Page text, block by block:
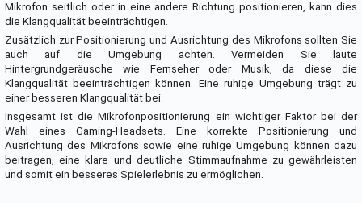
Mikrofon seitlich oder in eine andere Richtung positionieren, kann dies
die Klangqualität beeinträchtigen.
Zusätzlich zur Positionierung und Ausrichtung des Mikrofons sollten Sie
auch auf die Umgebung achten. Vermeiden Sie laute
Hintergrundgeräusche wie Fernseher oder Musik, da diese die
Klangqualität beeinträchtigen können. Eine ruhige Umgebung trägt zu
einer besseren Klangqualität bei.
Insgesamt ist die Mikrofonpositionierung ein wichtiger Faktor bei der
Wahl eines Gaming-Headsets. Eine korrekte Positionierung und
Ausrichtung des Mikrofons sowie eine ruhige Umgebung können dazu
beitragen, eine klare und deutliche Stimmaufnahme zu gewährleisten
und somit ein besseres Spielerlebnis zu ermöglichen.